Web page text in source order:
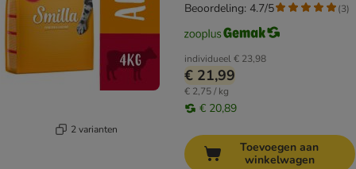
2 varianten
individueel€ 23,98
€ 21,99
€ 2,75 / kg
€ 20,89
Beoordeling: 4.7/5 (3)
Toevoegen aan
winkelwagen